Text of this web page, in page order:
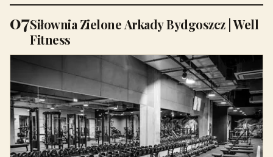
07Siłownia Zielone Arkady Bydgoszcz | Well
Fitness